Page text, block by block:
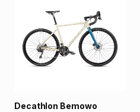
Decathlon Bemowo